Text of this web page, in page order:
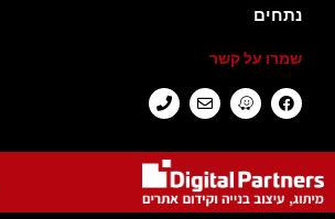
נתחים
שמרו על קשר